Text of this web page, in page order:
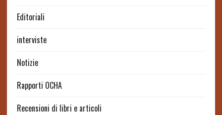
Editoriali
interviste
Notizie
Rapporti OCHA
Recensioni di libri e articoli